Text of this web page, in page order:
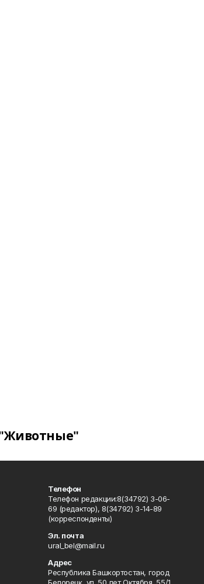
Телефон
Телефон редакции:8(34792) 3-06-
69 (редактор), 8(34792) 3-14-89
(корреспонденты)
Эл. почта
ural_bel@mail.ru
Адрес
Республика Башкортостан, город